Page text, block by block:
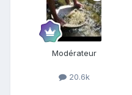
Modérateur
20.6k